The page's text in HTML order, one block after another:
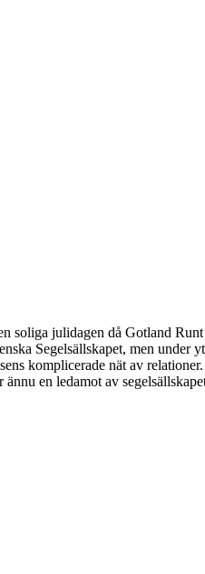
julidagen då Gotland
Segelsällskapet, men under
komplicerade nät av
en ledamot av